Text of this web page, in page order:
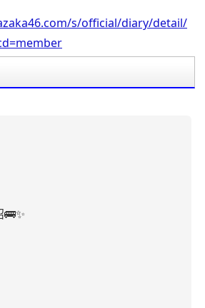
s/official/diary/detail/